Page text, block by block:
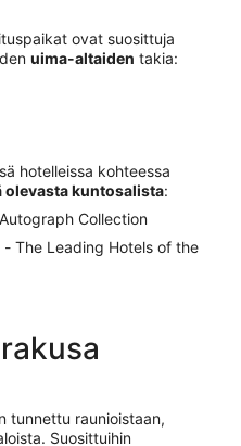
ovat suosittuja
uima-altaiden takia:
hotelleissa kohteessa
olevasta kuntosalista:
Collection
The Leading Hotels of the
tunnettu raunioistaan,
Suosittuihin